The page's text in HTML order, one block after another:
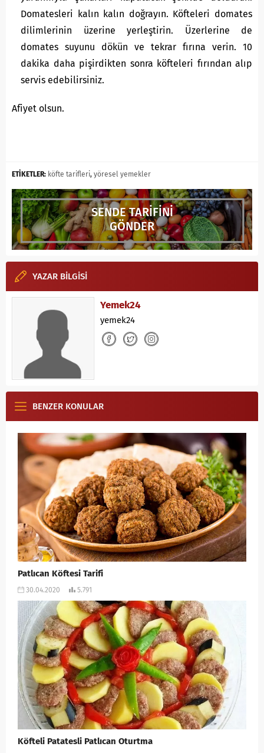
Domatesleri kalın kalın doğrayın. Köfteleri domates
dilimlerinin üzerine yerleştirin. Üzerlerine de
domates suyunu dökün ve tekrar fırına verin. 10
dakika daha pişirdikten sonra köfteleri fırından alıp
servis edebilirsiniz.
Afiyet olsun.
ETİKETLER: köfte tarifleri, yöresel yemekler
SENDE TARİFİNİ
GÖNDER
YAZAR BİLGİSİ
Yemek24
yemek24
BENZER KONULAR
Patlıcan Köftesi Tarifi
30.04.2020 5.791
Köfteli Patatesli Patlıcan Oturtma